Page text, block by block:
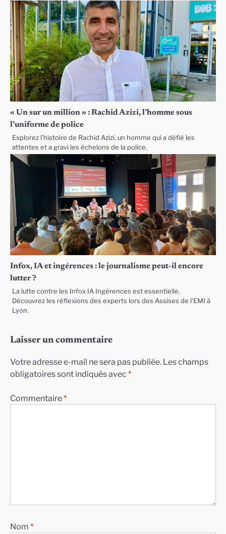
« Un sur un million » : Rachid Azizi, l’homme sous
l’uniforme de police
Explorez l’histoire de Rachid Azizi, un homme qui a défié les
attentes et a gravi les échelons de la police.
Infox, IA et ingérences : le journalisme peut-il encore
lutter ?
La lutte contre les Infox IA Ingérences est essentielle.
Découvrez les réflexions des experts lors des Assises de l’EMI à
Lyon.
Laisser un commentaire
Votre adresse e-mail ne sera pas publiée. Les champs
obligatoires sont indiqués avec *
Commentaire*
Nom *